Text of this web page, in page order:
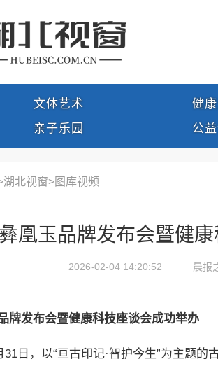
文体艺术
亲子乐园
健
公
湖北视窗>图库视频
凰玉品牌发布会暨健
2026-02-04 14:20:52 晨报
牌发布会暨健康科技座谈会成功举办
31日，以“亘古印记·智护今生”为主题